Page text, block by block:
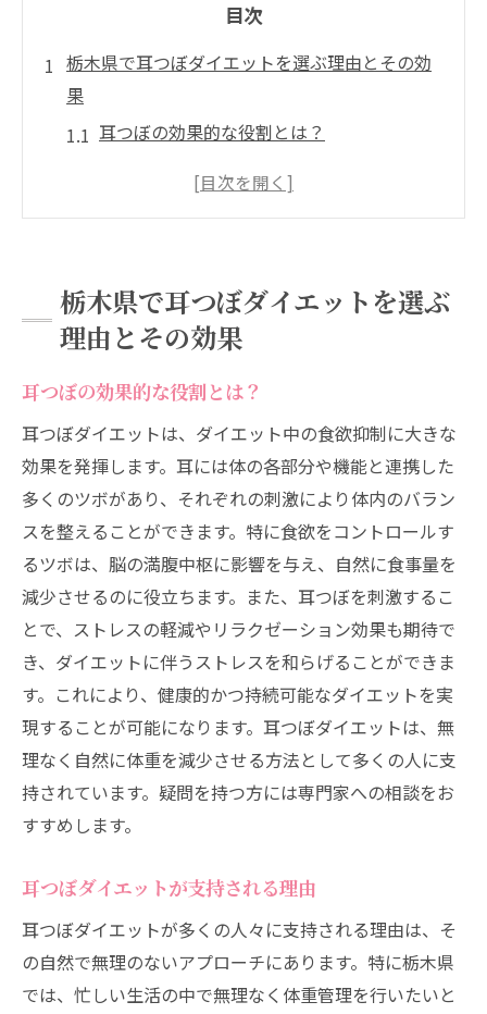
目次
栃木県で耳つぼダイエットを選ぶ理由とその効
果
耳つぼの効果的な役割とは？
耳つぼダイエットが支持される理由
耳つぼダイエットで食欲コントロールを成功さ
せる方法
食欲抑制のメカニズム
無理なく食事を減らすコツ
耳つぼと代謝の関係
ストレスを軽減する耳つぼの力
耳つぼを活用した食事プラン
日常でできる簡単な耳つぼ刺激
プロのサポートで安心耳つぼダイエットの選び
方
信頼できる専門家の見つけ方
耳つぼダイエットのプロの役割
サロン選びのポイント
個別カウンセリングの重要性
サロンでの具体的な施術内容
地域密着型サロンでの耳つぼダイエットの魅力
サロンの温かみと信頼感
地域密着のメリット
栃木県で耳つぼダイエットを選ぶ
理由とその効果
耳つぼの効果的な役割とは？
耳つぼダイエットは、ダイエット中の食欲抑制に大きな
効果を発揮します。耳には体の各部分や機能と連携した
多くのツボがあり、それぞれの刺激により体内のバラン
スを整えることができます。特に食欲をコントロールす
るツボは、脳の満腹中枢に影響を与え、自然に食事量を
減少させるのに役立ちます。また、耳つぼを刺激するこ
とで、ストレスの軽減やリラクゼーション効果も期待で
き、ダイエットに伴うストレスを和らげることができま
す。これにより、健康的かつ持続可能なダイエットを実
現することが可能になります。耳つぼダイエットは、無
理なく自然に体重を減少させる方法として多くの人に支
持されています。疑問を持つ方には専門家への相談をお
すすめします。
耳つぼダイエットが支持される理由
耳つぼダイエットが多くの人々に支持される理由は、そ
の自然で無理のないアプローチにあります。特に栃木県
では、忙しい生活の中で無理なく体重管理を行いたいと